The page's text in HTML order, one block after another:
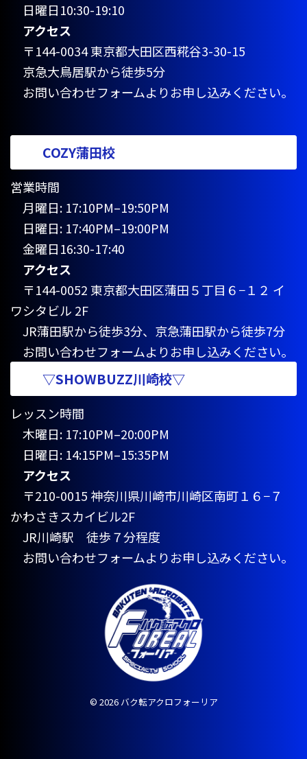
日曜日10:30-19:10
アクセス
〒144-0034 東京都大田区西糀谷3-30-15
京急大鳥居駅から徒歩5分
お問い合わせフォームよりお申し込みください。
COZY蒲田校
営業時間
月曜日: 17:10PM–19:50PM
日曜日: 17:40PM–19:00PM
金曜日16:30-17:40
アクセス
〒144-0052 東京都大田区蒲田５丁目６−１２ イ
ワシタビル 2F
JR蒲田駅から徒歩3分、京急蒲田駅から徒歩7分
お問い合わせフォームよりお申し込みください。
▽SHOWBUZZ川崎校▽
レッスン時間
木曜日: 17:10PM–20:00PM
日曜日: 14:15PM–15:35PM
アクセス
〒210-0015 神奈川県川崎市川崎区南町１６−７
かわさきスカイビル2F
JR川崎駅 徒歩７分程度
お問い合わせフォームよりお申し込みください。
© 2026 バク転アクロフォーリア